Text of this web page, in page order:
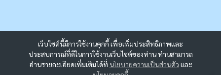
เว็บไซต์นี้มีการใช้งานคุกกี้ เพื่อเพิ่มประสิทธิภาพและ
ประสบการณ์ที่ดีในการใช้งานเว็บไซต์ของท่าน ท่านสามารถ
อ่านรายละเอียดเพิ่มเติมได้ที่ นโยบายความเป็นส่วนตัว และ